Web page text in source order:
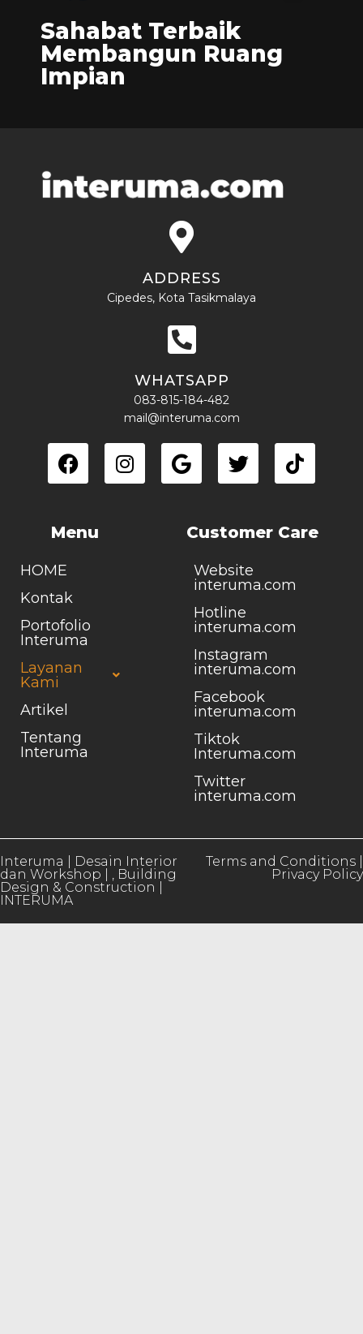
Sahabat Terbaik
Membangun Ruang
Impian
ADDRESS
Cipedes, Kota Tasikmalaya
WHATSAPP
083-815-184-482
mail@interuma.com
Menu
HOME
Kontak
Portofolio
Interuma
Layanan
Kami
Artikel
Tentang
Interuma
Customer Care
Website
interuma.com
Hotline
interuma.com
Instagram
interuma.com
Facebook
interuma.com
Tiktok
Interuma.com
Twitter
interuma.com
Interuma | Desain Interior
dan Workshop | , Building
Design & Construction |
INTERUMA
Terms and Conditions |
Privacy Policy